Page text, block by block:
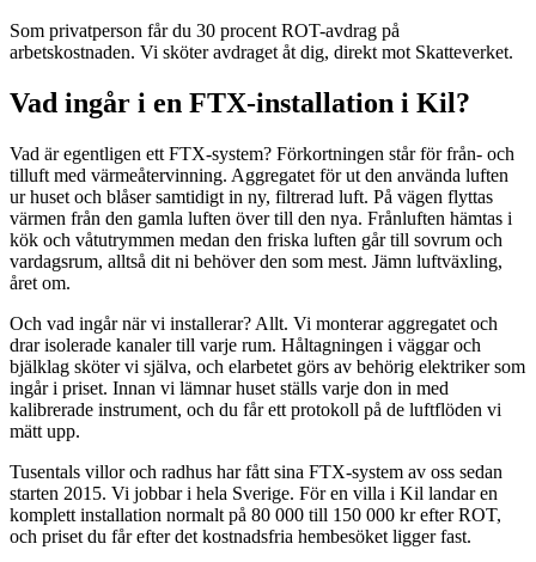
Som privatperson får du 30 procent ROT-avdrag på
arbetskostnaden. Vi sköter avdraget åt dig, direkt mot Skatteverket.
Vad ingår i en FTX-installation i Kil?
Vad är egentligen ett FTX-system? Förkortningen står för från- och
tilluft med värmeåtervinning. Aggregatet för ut den använda luften
ur huset och blåser samtidigt in ny, filtrerad luft. På vägen flyttas
värmen från den gamla luften över till den nya. Frånluften hämtas i
kök och våtutrymmen medan den friska luften går till sovrum och
vardagsrum, alltså dit ni behöver den som mest. Jämn luftväxling,
året om.
Och vad ingår när vi installerar? Allt. Vi monterar aggregatet och
drar isolerade kanaler till varje rum. Håltagningen i väggar och
bjälklag sköter vi själva, och elarbetet görs av behörig elektriker som
ingår i priset. Innan vi lämnar huset ställs varje don in med
kalibrerade instrument, och du får ett protokoll på de luftflöden vi
mätt upp.
Tusentals villor och radhus har fått sina FTX-system av oss sedan
starten 2015. Vi jobbar i hela Sverige. För en villa i Kil landar en
komplett installation normalt på 80 000 till 150 000 kr efter ROT,
och priset du får efter det kostnadsfria hembesöket ligger fast.